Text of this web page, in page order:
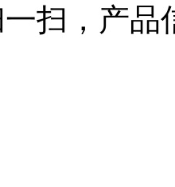
扫，产品